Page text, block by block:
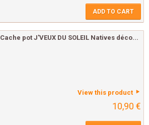
ADD TO CART
Cache pot J'VEUX DU SOLEIL Natives déco...
View this product
10,90 €